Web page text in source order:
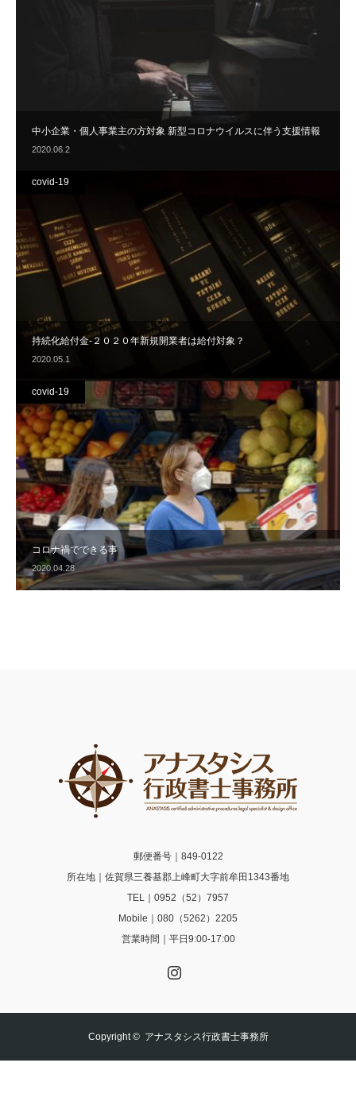
中小企業・個人事業主の方対象 新型コロナウイルスに伴う支援情報
2020.06.2
持続化給付金-２０２０年新規開業者は給付対象？
2020.05.1
covid-19
コロナ禍でできる事
2020.04.28
covid-19
郵便番号｜849-0122
所在地｜佐賀県三養基郡上峰町大字前牟田1343番地
TEL｜0952（52）7957
Mobile｜080（5262）2205
営業時間｜平日9:00-17:00
Copyright © アナスタシス行政書士事務所